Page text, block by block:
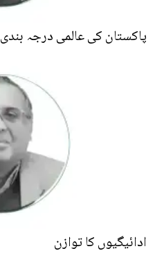
پاکستان کی عالمی درجہ بندی
ادائیگیوں کا توازن